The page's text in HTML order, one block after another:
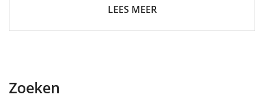
LEES MEER
Zoeken